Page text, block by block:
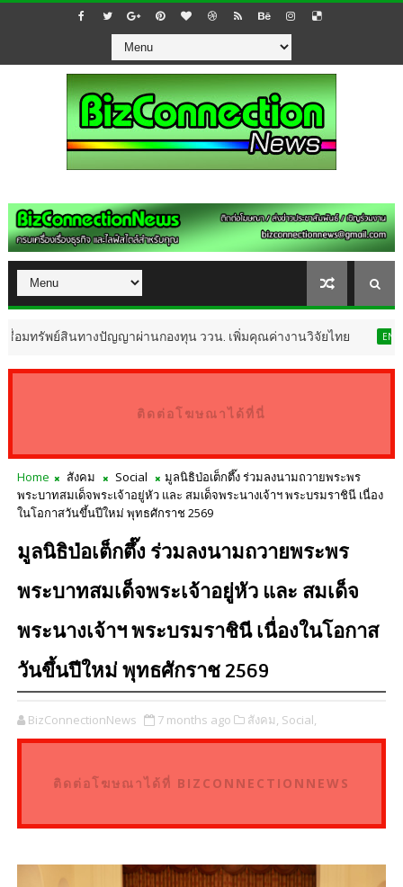
ทางปัญญาผ่านกองทุน ววน. เพิ่มคุณค่างานวิจัยไทย ENTERTAINMENT
ติดต่อโฆษณาได้ที่นี่
Home สังคม Social
มูลนิธิป่อเต็กตึ๊ง ร่วมลงนามถวายพระพร
พระบาทสมเด็จพระเจ้าอยู่หัว และ สมเด็จพระนางเจ้าฯ พระบรมราชินี เนื่อง
ในโอกาสวันขึ้นปีใหม่ พุทธศักราช 2569
มูลนิธิป่อเต็กตึ๊ง ร่วมลงนามถวายพระพร
พระบาทสมเด็จพระเจ้าอยู่หัว และ สมเด็จ
พระนางเจ้าฯ พระบรมราชินี เนื่องในโอกาส
วันขึ้นปีใหม่ พุทธศักราช 2569
BizConnectionNews 7 months ago สังคม, Social,
ติดต่อโฆษณาได้ที่ BIZCONNECTIONNEWS